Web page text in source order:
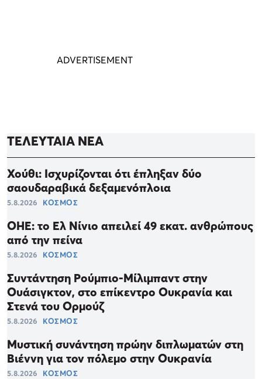
ΤΕΛΕΥΤΑΙΑ ΝΕΑ
Χούθι: Ισχυρίζονται ότι έπληξαν δύο
σαουδαραβικά δεξαμενόπλοια
5.8.2026 ΚΟΣΜΟΣ
ΟΗΕ: το Ελ Νίνιο απειλεί 49 εκατ. ανθρώπους
από την πείνα
5.8.2026 ΚΟΣΜΟΣ
Συντάντηση Ρούμπιο-Μίλιμπαντ στην
Ουάσιγκτον, στο επίκεντρο Ουκρανία και
Στενά του Ορμούζ
5.8.2026 ΚΟΣΜΟΣ
Μυστική συνάντηση πρώην διπλωματών στη
Βιέννη για τον πόλεμο στην Ουκρανία
5.8.2026 ΚΟΣΜΟΣ